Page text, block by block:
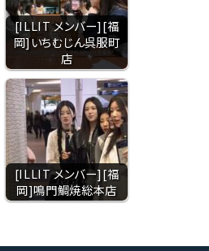
[ILLIT メンバー][福
岡]いちむじん呉服町
店
[ILLIT メンバー][福
岡]鳴門鯛焼総本店